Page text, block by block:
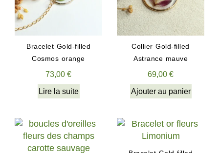
Bracelet Gold-filled
Cosmos orange
73,00 €
Lire la suite
Collier Gold-filled
Astrance mauve
69,00 €
Ajouter au panier